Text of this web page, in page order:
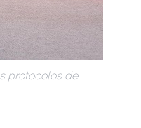
protocolos de